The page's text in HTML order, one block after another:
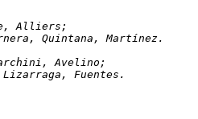
Alliers;
Quintana, Martínez.
Tarchini, Avelino;
Lizarraga, Fuentes.